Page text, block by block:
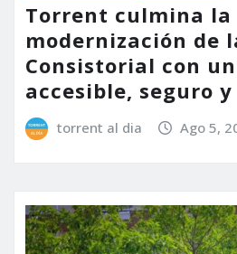
Torrent culmina la
modernización de
Consistorial con
accesible, seguro
torrent al dia Ago 5,